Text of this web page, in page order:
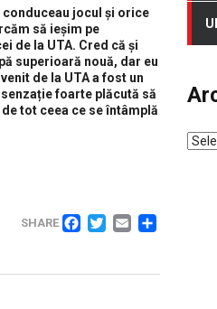
conduceau jocul și orice
să ieșim pe
de la UTA. Cred că și
superioară nouă, dar eu
de la UTA a fost un
foarte plăcută să
tot ceea ce se întâmplă
SHARE FACEBOOK
TWITTER
EMAIL
Contact
str. Mihai